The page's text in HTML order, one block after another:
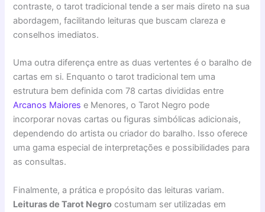
contraste, o tarot tradicional tende a ser mais direto na sua
abordagem, facilitando leituras que buscam clareza e
conselhos imediatos.
Uma outra diferença entre as duas vertentes é o baralho de
cartas em si. Enquanto o tarot tradicional tem uma
estrutura bem definida com 78 cartas divididas entre
Arcanos Maiores e Menores, o Tarot Negro pode
incorporar novas cartas ou figuras simbólicas adicionais,
dependendo do artista ou criador do baralho. Isso oferece
uma gama especial de interpretações e possibilidades para
as consultas.
Finalmente, a prática e propósito das leituras variam.
Leituras de Tarot Negro costumam ser utilizadas em